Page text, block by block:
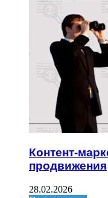
Контент-
продвижения
28.02.2026